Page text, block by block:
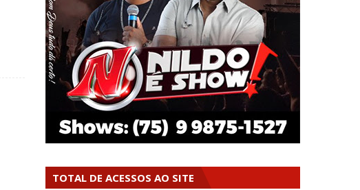
TOTAL DE ACESSOS AO SITE